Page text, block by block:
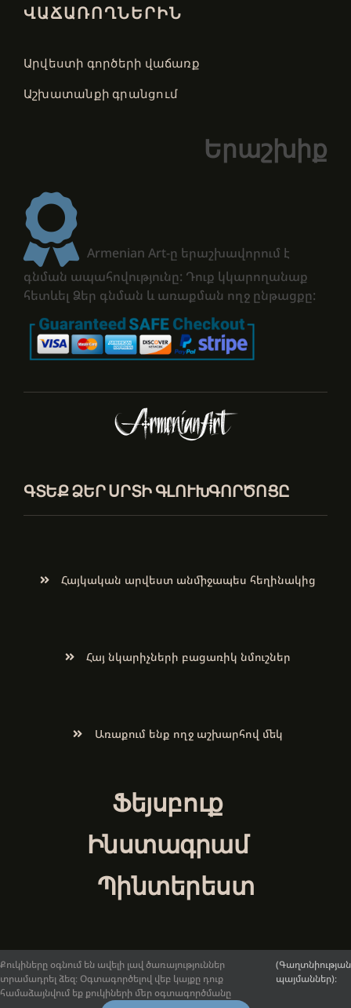
ՎԱՃԱՌՈՂՆԵՐԻՆ
Արվեստի գործերի վաճառք
Աշխատանքի գրանցում
Երաշխիք
Armenian Art-ը երաշխավորում է
գնման ապահովությունը: Դուք կկարողանաք
հետևել Ձեր գնման և առաքման ողջ ընթացքը:
ԳՏԵՔ ՁԵՐ ՍՐՏԻ ԳԼՈՒԽԳՈՐԾՈՑԸ
Հայկական արվեստ անմիջապես հեղինակից
Հայ նկարիչների բացառիկ նմուշներ
Առաքում ենք ողջ աշխարհով մեկ
Ֆեյսբուք
Ինստագրամ
Պինտերեստ
© 2017-2026.ArmenianArt.am։ Բոլոր իրավունքները
Քուկիները օգնում են ավելի լավ ծառայություններ
տրամադրել ձեզ։ Օգտագործելով վեբ կայքը դուք
համաձայնվում եք քուկիների մեր օգտագործմանը
(Գաղտնիության
պայմաններ)։